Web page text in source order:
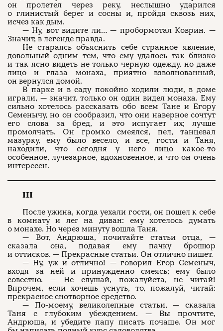
он пролетел через реку, неслышно ударился
о глинистый берег и сосны и, пройдя сквозь них,
исчез как дым.
— Ну, вот видите ли… — пробормотал Коврин. —
Значит, в легенде правда.
Не стараясь объяснить себе странное явление,
довольный одним тем, что ему удалось так близко
и так ясно видеть не только черную одежду, но даже
лицо и глаза монаха, приятно взволнованный,
он вернулся домой.
В парке и в саду покойно ходили люди, в доме
играли, — значит, только он один видел монаха. Ему
сильно хотелось рассказать обо всем Тане и Егору
Семенычу, но он сообразил, что они наверное сочтут
его слова за бред, и это испугает их; лучше
промолчать. Он громко смеялся, пел, танцевал
мазурку, ему было весело, и все, гости и Таня,
находили, что сегодня у него лицо какое-то
особенное, лучезарное, вдохновенное, и что он очень
интересен.
III
После ужина, когда уехали гости, он пошел к себе
в комнату и лег на диван: ему хотелось думать
о монахе. Но через минуту вошла Таня.
— Вот, Андрюша, почитайте статьи отца, —
сказала она, подавая ему пачку брошюр
и оттисков. — Прекрасные статьи. Он отлично пишет.
— Ну, уж и отлично! — говорил Егор Семеныч,
входя за ней и принужденно смеясь; ему было
совестно. — Не слушай, пожалуйста, не читай!
Впрочем, если хочешь уснуть, то, пожалуй, читай:
прекрасное снотворное средство.
— По-моему, великолепные статьи, — сказала
Таня с глубоким убеждением. — Вы прочтите,
Андрюша, и убедите папу писать почаще. Он мог